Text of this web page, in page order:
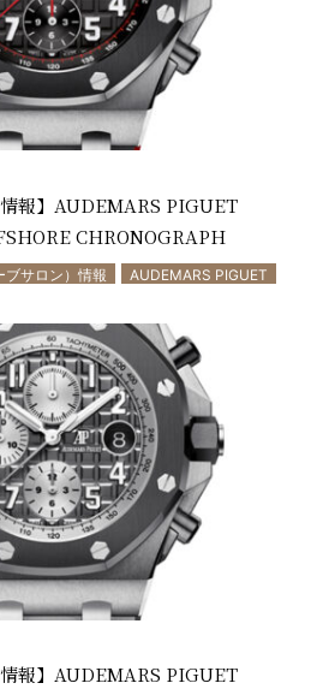
報】AUDEMARS PIGUET
CHRONOGRAPH
ブサロン）情報 AUDEMARS PIGUET
報】AUDEMARS PIGUET